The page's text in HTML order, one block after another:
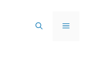
MENU